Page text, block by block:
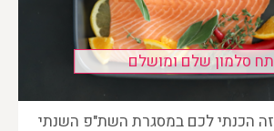
סלמון שלם ומושלם
הכנתי לכם במסגרת השת"פ השנתי